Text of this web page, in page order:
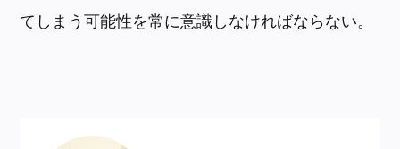
てしまう可能性を常に意識しなければならない。